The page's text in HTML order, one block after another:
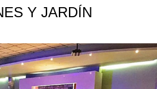
Y JARDÍN